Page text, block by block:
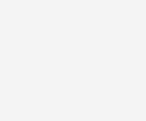
Trockensystemaufbau.
Raumklimalösung